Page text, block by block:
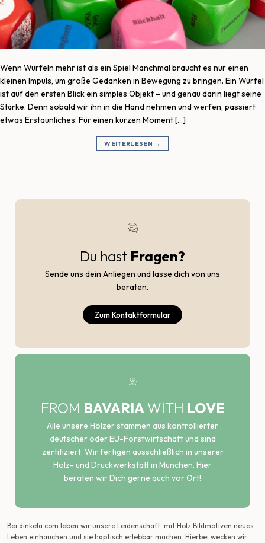
Wenn Würfeln mehr ist als ein Spiel Manchmal braucht es nur einen
kleinen Impuls, um große Gedanken in Bewegung zu bringen. Ein Würfel
ist auf den ersten Blick ein simples Objekt – und genau darin liegt seine
Stärke. Denn sobald wir ihn in die Hand nehmen und werfen, passiert
etwas Erstaunliches: Für einen kurzen Moment […]
WEITERLESEN →
Du hast Fragen?
Sende uns dein Anliegen und lasse dich von uns
beraten.
Zum Kontaktformular
FROM BAVARIAWITH LOVE
Alle unsere Hölzer stammen aus kontrollierter
deutscher oder EU-Forstwirtschaft und sind
zertifiziert. Wir fertigen ausschließlich in unserer
Holz- und Druckwerkstatt in München. Hier
beraten wir Dich gerne auch vor Ort!
Bei dinkela.com leben wir unsere Leidenschaft: mit Holz Bildmotiven neues
Leben einhauchen und sie haptisch erlebbar machen. Hierbei wecken wir